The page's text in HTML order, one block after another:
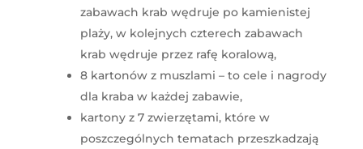
zabawach krab wędruje po kamienistej
plaży, w kolejnych czterech zabawach
krab wędruje przez rafę koralową,
8 kartonów z muszlami – to cele i nagrody
dla kraba w każdej zabawie,
kartony z 7 zwierzętami, które w
poszczególnych tematach przeszkadzają